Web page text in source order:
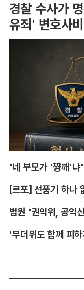
경찰 수사가
유죄' 변호사
"네 부모가 '쨩깨'냐
법원 "권익위, 공익